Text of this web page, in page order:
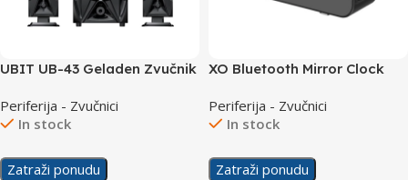
UBIT UB-43 Geladen Zvučnik
Periferija - Zvučnici
In stock
Zatraži ponudu
XO Bluetooth Mirror Clock
Periferija - Zvučnici
In stock
Zatraži ponudu